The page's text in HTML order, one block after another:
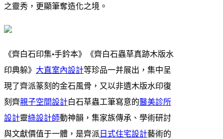
之靈秀，更顯筆奪造化之境。
《齊白石印集·手鈐本》《齊白石蟲草真跡木版水
印典躲》 大直室內設計等珍品一并展出，集中呈
現了齊派篆刻的金石風骨，又以非遺木版水印復
刻齊親子空間設計白石草蟲工筆寫意的醫美診所
設計靈綠設計師動神韻，集家族傳承、學術研討
與文獻價值于一體，是齊派 日式住宅設計藝術的